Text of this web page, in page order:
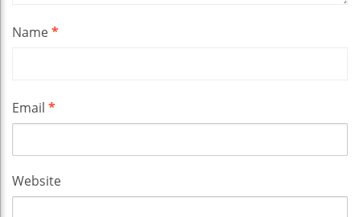
Name*
Email *
Website